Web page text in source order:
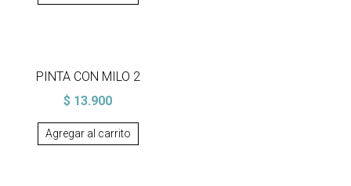
PINTA CON MILO 2
$ 13.900
Agregar al carrito